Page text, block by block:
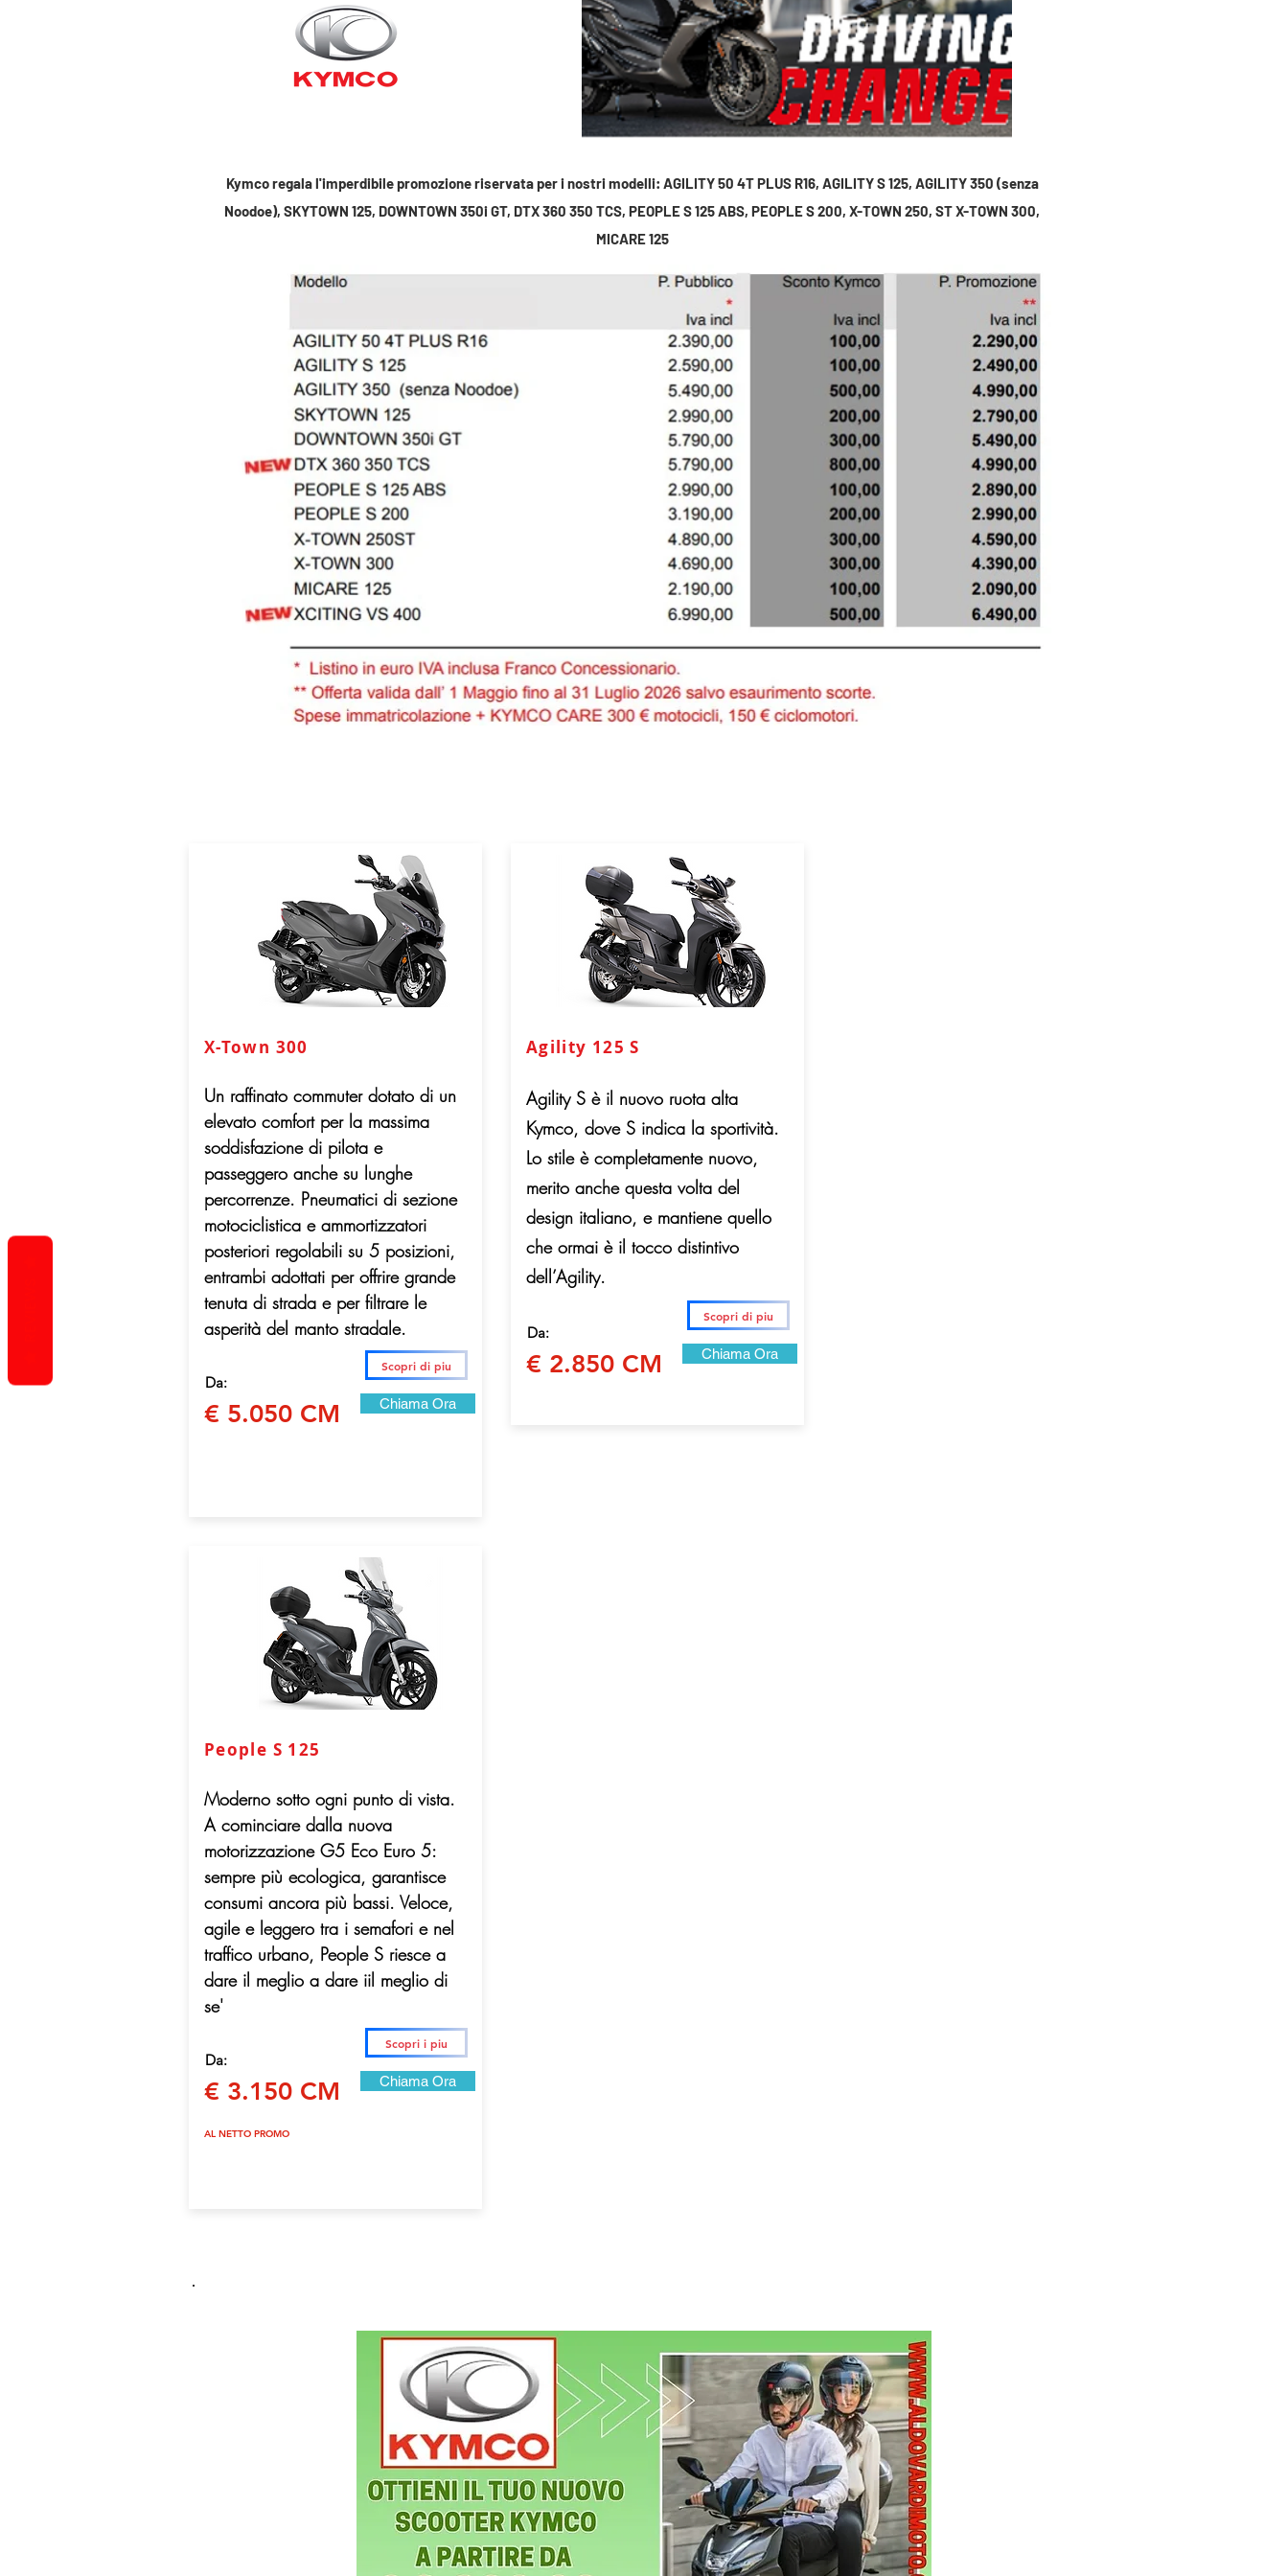
Kymco regala l'imperdibile promozione riservata per i nostri modelli: AGILITY 50 4T PLUS R16, AGILITY S 125, AGILITY 350 (senza
Noodoe), SKYTOWN 125, DOWNTOWN 350i GT, DTX 360 350 TCS, PEOPLE S 125 ABS, PEOPLE S 200, X-TOWN 250, ST X-TOWN 300,
MICARE 125
X-Town 300
Un raffinato commuter dotato di un
elevato comfort per la massima
soddisfazione di pilota e
passeggero anche su lunghe
percorrenze. Pneumatici di sezione
motociclistica e ammortizzatori
posteriori regolabili su 5 posizioni,
entrambi adottati per offrire grande
tenuta di strada e per filtrare le
asperità del manto stradale.
Da:
Scopri di piu
€ 5.050 CM Chiama Ora
Agility 125 S
Agility S è il nuovo ruota alta
Kymco, dove S indica la sportività.
Lo stile è completamente nuovo,
merito anche questa volta del
design italiano, e mantiene quello
che ormai è il tocco distintivo
dell’Agility.
Da:
Scopri di piu
€ 2.850 CM Chiama Ora
People S 125
Moderno sotto ogni punto di vista.
A cominciare dalla nuova
motorizzazione G5 Eco Euro 5:
sempre più ecologica, garantisce
consumi ancora più bassi. Veloce,
agile e leggero tra i semafori e nel
traffico urbano, People S riesce a
dare il meglio a dare iil meglio di
se'
Da:
Scopri i piu
€ 3.150 CM
AL NETTO PROMO
Chiama Ora